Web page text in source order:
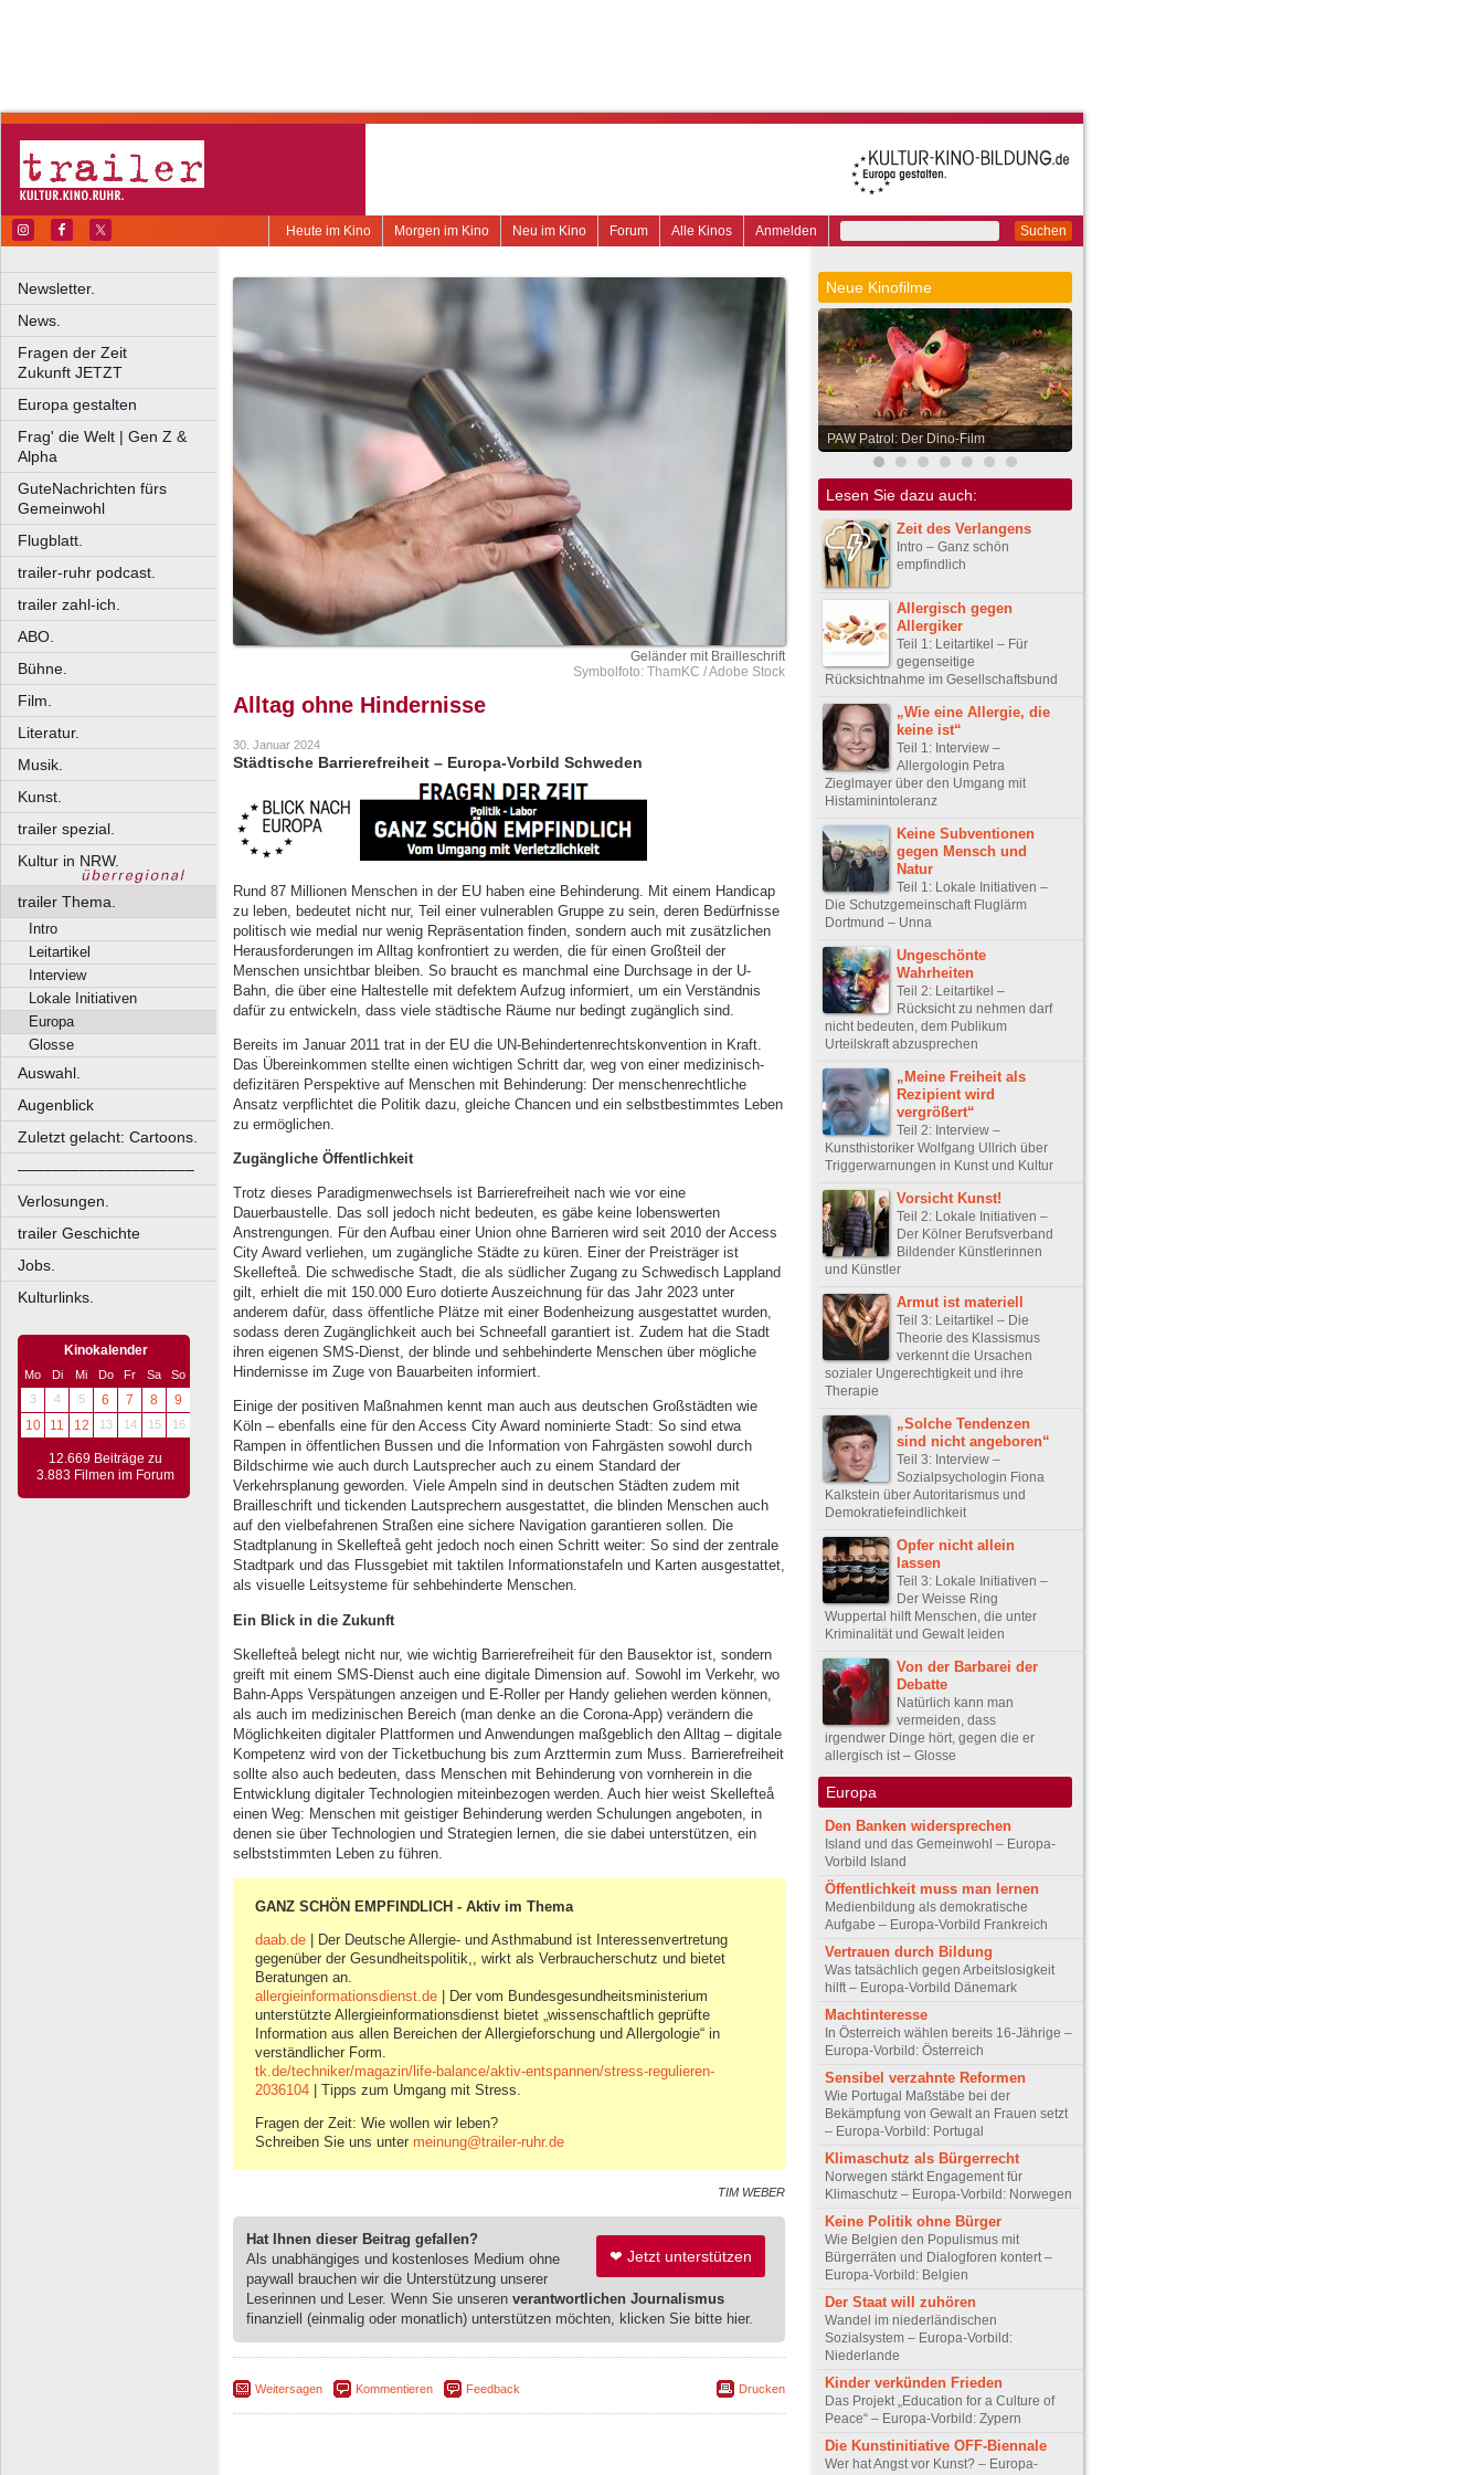
Suchen
Anmelden
Alle Kinos
Forum
Neu im Kino
Morgen im Kino
Heute im Kino
Newsletter.
News.
Fragen der Zeit
Zukunft JETZT
Europa gestalten
Frag' die Welt | Gen Z &
Alpha
GuteNachrichten fürs
Gemeinwohl
Flugblatt.
trailer-ruhr podcast.
trailer zahl-ich.
ABO.
Bühne.
Film.
Literatur.
Musik.
Kunst.
trailer spezial.
Kultur in NRW.
trailer Thema.
Intro
Leitartikel
Interview
Lokale Initiativen
Europa
Glosse
Auswahl.
Augenblick
Zuletzt gelacht: Cartoons.
––––––––––––––––––––
Verlosungen.
trailer Geschichte
Jobs.
Kulturlinks.
Kinokalender
Mo Di Mi Do Fr Sa
So
3
4 5 6 7 8
9
10
11 12 13 14 15 16
12.669 Beiträge zu
3.883 Filmen im Forum
Geländer mit Brailleschrift
Symbolfoto: ThamKC / Adobe Stock
Alltag ohne Hindernisse
30. Januar 2024
Städtische Barrierefreiheit – Europa-Vorbild Schweden
Rund 87 Millionen Menschen in der EU haben eine Behinderung. Mit einem Handicap
zu leben, bedeutet nicht nur, Teil einer vulnerablen Gruppe zu sein, deren Bedürfnisse
politisch wie medial nur wenig Repräsentation finden, sondern auch mit zusätzlichen
Herausforderungen im Alltag konfrontiert zu werden, die für einen Großteil der
Menschen unsichtbar bleiben. So braucht es manchmal eine Durchsage in der U-
Bahn, die über eine Haltestelle mit defektem Aufzug informiert, um ein Verständnis
dafür zu entwickeln, dass viele städtische Räume nur bedingt zugänglich sind.
Bereits im Januar 2011 trat in der EU die UN-Behindertenrechtskonvention in Kraft.
Das Übereinkommen stellte einen wichtigen Schritt dar, weg von einer medizinisch-
defizitären Perspektive auf Menschen mit Behinderung: Der menschenrechtliche
Ansatz verpflichtet die Politik dazu, gleiche Chancen und ein selbstbestimmtes Leben
zu ermöglichen.
Zugängliche Öffentlichkeit
Trotz dieses Paradigmenwechsels ist Barrierefreiheit nach wie vor eine
Dauerbaustelle. Das soll jedoch nicht bedeuten, es gäbe keine lobenswerten
Anstrengungen. Für den Aufbau einer Union ohne Barrieren wird seit 2010 der Access
City Award verliehen, um zugängliche Städte zu küren. Einer der Preisträger ist
Skellefteå. Die schwedische Stadt, die als südlicher Zugang zu Schwedisch Lappland
gilt, erhielt die mit 150.000 Euro dotierte Auszeichnung für das Jahr 2023 unter
anderem dafür, dass öffentliche Plätze mit einer Bodenheizung ausgestattet wurden,
sodass deren Zugänglichkeit auch bei Schneefall garantiert ist. Zudem hat die Stadt
ihren eigenen SMS-Dienst, der blinde und sehbehinderte Menschen über mögliche
Hindernisse im Zuge von Bauarbeiten informiert.
Einige der positiven Maßnahmen kennt man auch aus deutschen Großstädten wie
Köln – ebenfalls eine für den Access City Award nominierte Stadt: So sind etwa
Rampen in öffentlichen Bussen und die Information von Fahrgästen sowohl durch
Bildschirme wie auch durch Lautsprecher auch zu einem Standard der
Verkehrsplanung geworden. Viele Ampeln sind in deutschen Städten zudem mit
Brailleschrift und tickenden Lautsprechern ausgestattet, die blinden Menschen auch
auf den vielbefahrenen Straßen eine sichere Navigation garantieren sollen. Die
Stadtplanung in Skellefteå geht jedoch noch einen Schritt weiter: So sind der zentrale
Stadtpark und das Flussgebiet mit taktilen Informationstafeln und Karten ausgestattet,
als visuelle Leitsysteme für sehbehinderte Menschen.
Ein Blick in die Zukunft
Skellefteå belegt nicht nur, wie wichtig Barrierefreiheit für den Bausektor ist, sondern
greift mit einem SMS-Dienst auch eine digitale Dimension auf. Sowohl im Verkehr, wo
Bahn-Apps Verspätungen anzeigen und E-Roller per Handy geliehen werden können,
als auch im medizinischen Bereich (man denke an die Corona-App) verändern die
Möglichkeiten digitaler Plattformen und Anwendungen maßgeblich den Alltag – digitale
Kompetenz wird von der Ticketbuchung bis zum Arzttermin zum Muss. Barrierefreiheit
sollte also auch bedeuten, dass Menschen mit Behinderung von vornherein in die
Entwicklung digitaler Technologien miteinbezogen werden. Auch hier weist Skellefteå
einen Weg: Menschen mit geistiger Behinderung werden Schulungen angeboten, in
denen sie über Technologien und Strategien lernen, die sie dabei unterstützen, ein
selbststimmten Leben zu führen.
GANZ SCHÖN EMPFINDLICH - Aktiv im Thema
daab.de | Der Deutsche Allergie- und Asthmabund ist Interessenvertretung
gegenüber der Gesundheitspolitik,, wirkt als Verbraucherschutz und bietet
Beratungen an.
allergieinformationsdienst.de | Der vom Bundesgesundheitsministerium
unterstützte Allergieinformationsdienst bietet „wissenschaftlich geprüfte
Information aus allen Bereichen der Allergieforschung und Allergologie“ in
verständlicher Form.
tk.de/techniker/magazin/life-balance/aktiv-entspannen/stress-regulieren-
2036104 | Tipps zum Umgang mit Stress.
Fragen der Zeit: Wie wollen wir leben?
Schreiben Sie uns unter meinung@trailer-ruhr.de
TIM WEBER
❤ Jetzt unterstützen
Hat Ihnen dieser Beitrag gefallen?
Als unabhängiges und kostenloses Medium ohne
paywall brauchen wir die Unterstützung unserer
Leserinnen und Leser. Wenn Sie unseren verantwortlichen Journalismus
finanziell (einmalig oder monatlich) unterstützen möchten, klicken Sie bitte hier.
Weitersagen Kommentieren Feedback Drucken
Neue Kinofilme
PAW Patrol: Der Dino-Film
Lesen Sie dazu auch:
Zeit des Verlangens
Intro – Ganz schön
empfindlich
Allergisch gegen
Allergiker
Teil 1: Leitartikel – Für
gegenseitige
Rücksichtnahme im Gesellschaftsbund
„Wie eine Allergie, die
keine ist“
Teil 1: Interview –
Allergologin Petra
Zieglmayer über den Umgang mit
Histaminintoleranz
Keine Subventionen
gegen Mensch und
Natur
Teil 1: Lokale Initiativen –
Die Schutzgemeinschaft Fluglärm
Dortmund – Unna
Ungeschönte
Wahrheiten
Teil 2: Leitartikel –
Rücksicht zu nehmen darf
nicht bedeuten, dem Publikum
Urteilskraft abzusprechen
„Meine Freiheit als
Rezipient wird
vergrößert“
Teil 2: Interview –
Kunsthistoriker Wolfgang Ullrich über
Triggerwarnungen in Kunst und Kultur
Vorsicht Kunst!
Teil 2: Lokale Initiativen –
Der Kölner Berufsverband
Bildender Künstlerinnen
und Künstler
Armut ist materiell
Teil 3: Leitartikel – Die
Theorie des Klassismus
verkennt die Ursachen
sozialer Ungerechtigkeit und ihre
Therapie
„Solche Tendenzen
sind nicht angeboren“
Teil 3: Interview –
Sozialpsychologin Fiona
Kalkstein über Autoritarismus und
Demokratiefeindlichkeit
Opfer nicht allein
lassen
Teil 3: Lokale Initiativen –
Der Weisse Ring
Wuppertal hilft Menschen, die unter
Kriminalität und Gewalt leiden
Von der Barbarei der
Debatte
Natürlich kann man
vermeiden, dass
irgendwer Dinge hört, gegen die er
allergisch ist – Glosse
Europa
Den Banken widersprechen
Island und das Gemeinwohl – Europa-
Vorbild Island
Öffentlichkeit muss man lernen
Medienbildung als demokratische
Aufgabe – Europa-Vorbild Frankreich
Vertrauen durch Bildung
Was tatsächlich gegen Arbeitslosigkeit
hilft – Europa-Vorbild Dänemark
Machtinteresse
In Österreich wählen bereits 16-Jährige –
Europa-Vorbild: Österreich
Sensibel verzahnte Reformen
Wie Portugal Maßstäbe bei der
Bekämpfung von Gewalt an Frauen setzt
– Europa-Vorbild: Portugal
Klimaschutz als Bürgerrecht
Norwegen stärkt Engagement für
Klimaschutz – Europa-Vorbild: Norwegen
Keine Politik ohne Bürger
Wie Belgien den Populismus mit
Bürgerräten und Dialogforen kontert –
Europa-Vorbild: Belgien
Der Staat will zuhören
Wandel im niederländischen
Sozialsystem – Europa-Vorbild:
Niederlande
Kinder verkünden Frieden
Das Projekt „Education for a Culture of
Peace“ – Europa-Vorbild: Zypern
Die Kunstinitiative OFF-Biennale
Wer hat Angst vor Kunst? – Europa-